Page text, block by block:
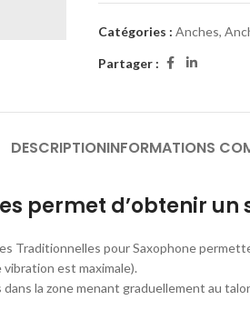
Catégories : Anches,
Partager :
DESCRIPTIONINFORMATIONS
permet d’obtenir
Traditionnelles pour Saxophone
est maximale).
la zone menant graduellement au